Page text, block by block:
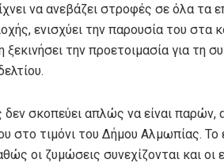
να ανεβάζει στροφές σε όλα τα
ενισχύει την παρουσία του στα
την προετοιμασία για τη
σκοπεύει απλώς να είναι παρών,
στο τιμόνι του Δήμου Αλμωπίας. Το
οι ζυμώσεις συνεχίζονται και οι